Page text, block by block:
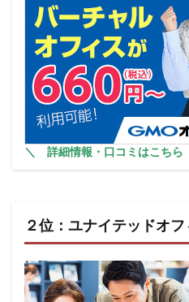
＼ 詳細情報・口コミはこちら
２位：ユナイテッドオフ